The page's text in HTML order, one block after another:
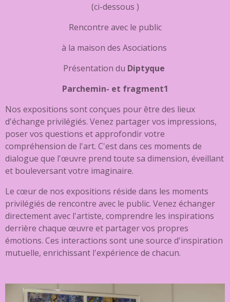
(ci-dessous )
Rencontre avec le public
à la maison des Asociations
Présentation du Diptyque
Parchemin- et fragment1
Nos expositions sont conçues pour être des lieux
d'échange privilégiés. Venez partager vos impressions,
poser vos questions et approfondir votre
compréhension de l'art. C'est dans ces moments de
dialogue que l'œuvre prend toute sa dimension, éveillant
et bouleversant votre imaginaire.
Le cœur de nos expositions réside dans les moments
privilégiés de rencontre avec le public. Venez échanger
directement avec l'artiste, comprendre les inspirations
derrière chaque œuvre et partager vos propres
émotions. Ces interactions sont une source d'inspiration
mutuelle, enrichissant l'expérience de chacun.